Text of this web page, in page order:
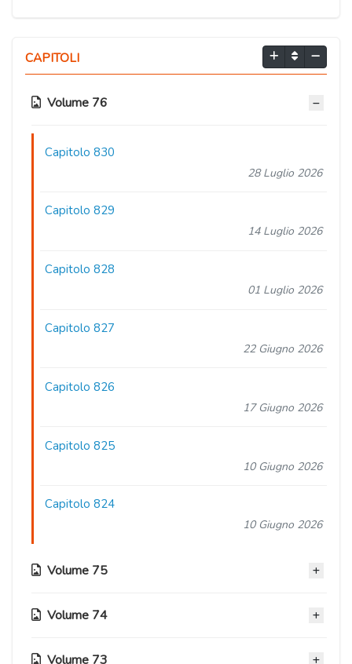
CAPITOLI
Volume 76
Capitolo 830
28 Luglio 2026
Capitolo 829
14 Luglio 2026
Capitolo 828
01 Luglio 2026
Capitolo 827
22 Giugno 2026
Capitolo 826
17 Giugno 2026
Capitolo 825
10 Giugno 2026
Capitolo 824
10 Giugno 2026
Volume 75
Capitolo 823
Volume 74
Volume 73